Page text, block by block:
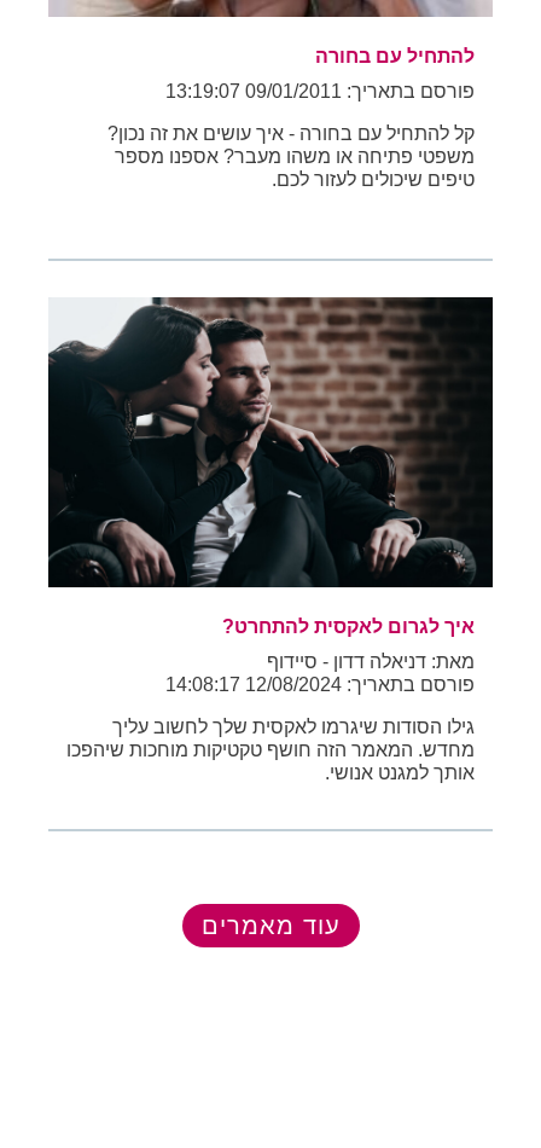
להתחיל עם בחורה
פורסם בתאריך: 09/01/2011 13:19:07
קל להתחיל עם בחורה - איך עושים את זה נכון?
משפטי פתיחה או משהו מעבר? אספנו מספר
טיפים שיכולים לעזור לכם.
איך לגרום לאקסית להתחרט?
מאת: דניאלה דדון - סיידוף
פורסם בתאריך: 12/08/2024 14:08:17
גילו הסודות שיגרמו לאקסית שלך לחשוב עליך
מחדש. המאמר הזה חושף טקטיקות מוחכות שיהפכו
אותך למגנט אנושי.
עוד מאמרים